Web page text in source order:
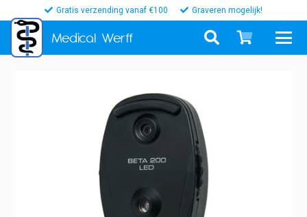
Gratis verzending vanaf €100 Graveren mogelijk!
Medical Werff